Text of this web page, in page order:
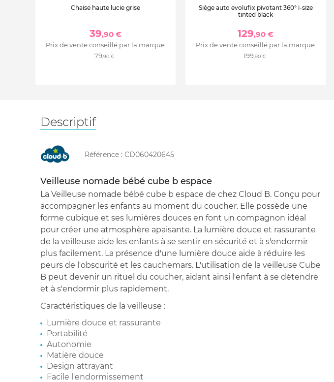
Chaise haute lucie grise
39,90 €
Prix de vente conseillé par la marque :
79,90 €
Siège auto evolufix pivotant 360° i-size
tinted black
129,90 €
Prix de vente conseillé par la marque :
199,90 €
Descriptif
Référence : CD060420645
Veilleuse nomade bébé cube b espace
La Veilleuse nomade bébé cube b espace de chez Cloud B. Conçu pour
accompagner les enfants au moment du coucher. Elle possède une
forme cubique et ses lumières douces en font un compagnon idéal
pour créer une atmosphère apaisante. La lumière douce et rassurante
de la veilleuse aide les enfants à se sentir en sécurité et à s'endormir
plus facilement. La présence d'une lumière douce aide à réduire les
peurs de l'obscurité et les cauchemars. L'utilisation de la veilleuse Cube
B peut devenir un rituel du coucher, aidant ainsi l'enfant à se détendre
et à s'endormir plus rapidement.
Caractéristiques de la veilleuse :
Lumière douce et rassurante
Portabilité
Autonomie
Matière douce
Design attrayant
Facile l'endormissement